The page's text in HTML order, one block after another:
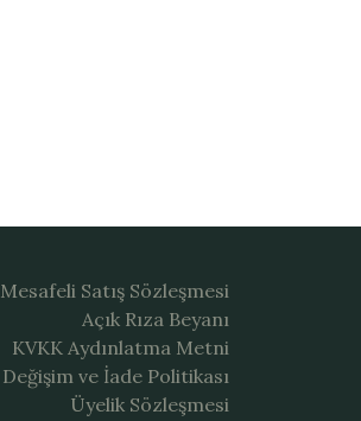
Mesafeli Satış Sözleşmesi
Açık Rıza Beyanı
KVKK Aydınlatma Metni
Değişim ve İade Politikası
Üyelik Sözleşmesi